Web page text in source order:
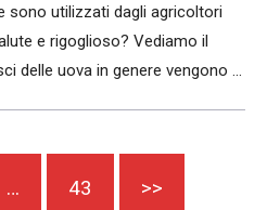
sono utilizzati dagli agricoltori
e rigoglioso? Vediamo il
delle uova in genere vengono ...
… 43 >>